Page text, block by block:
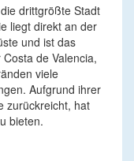
drittgrößte Stadt
liegt direkt an der
und ist das
de Valencia,
viele
Aufgrund ihrer
zurückreicht, hat
bieten.